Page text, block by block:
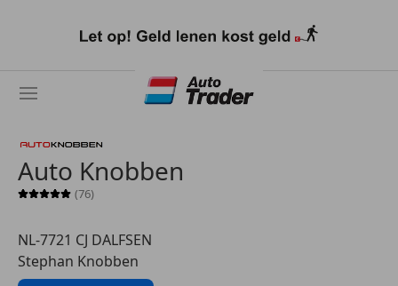
naar
Auto Knobben
Sterrenbeoordeling 5 van 5
(76)
NL-7721 CJ DALFSEN
Stephan Knobben